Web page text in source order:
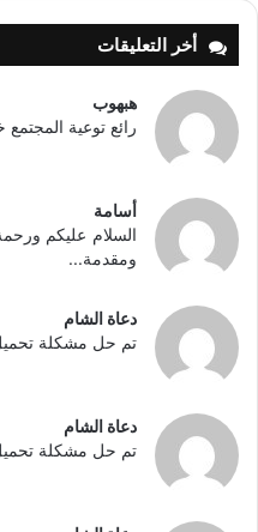
أخر التعليقات
هبهوب
رائع توعية
أسامة
السلام عليكم
ومقدمة...
دعاة الشام
تم حل مشكلة
دعاة الشام
تم حل مشكلة